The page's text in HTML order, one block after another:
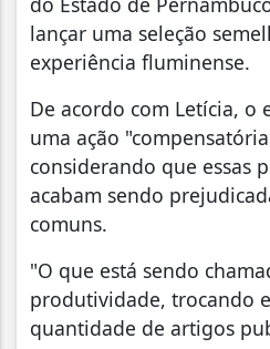
lançar uma seleção
experiência fluminense.
De acordo com Letícia, o
uma ação
considerando que essas
acabam sendo
comuns.
"O que está sendo
produtividade, trocando
quantidade de artigos